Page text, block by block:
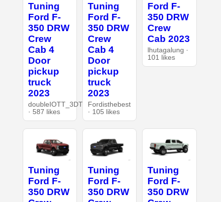
Tuning
Ford F-
350 DRW
Crew
Cab 4
Door
pickup
truck
2023
doubleIOTT_3DT
· 587 likes
Tuning
Ford F-
350 DRW
Crew
Cab 4
Door
pickup
truck
2023
Fordisthebest
· 105 likes
Ford F-
350 DRW
Crew
Cab 2023
lhutagalung ·
101 likes
Tuning
Ford F-
350 DRW
Tuning
Ford F-
350 DRW
Tuning
Ford F-
350 DRW